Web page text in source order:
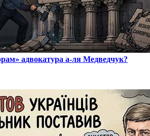
адвокатура а-ля Медведчук?